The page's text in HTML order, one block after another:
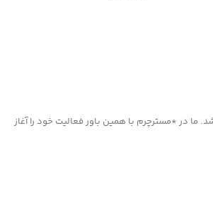
ما در *مسترچرم با همین باور فعالیت خود را آغاز